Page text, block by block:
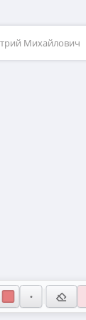
по
задачи
Михайлович